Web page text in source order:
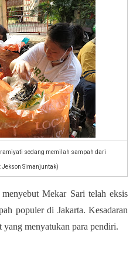
sedang memilah sampah dari
Jekson Simanjuntak)
Mekar Sari telah eksis
populer di Jakarta. Kesadaran
menyatukan para pendiri.